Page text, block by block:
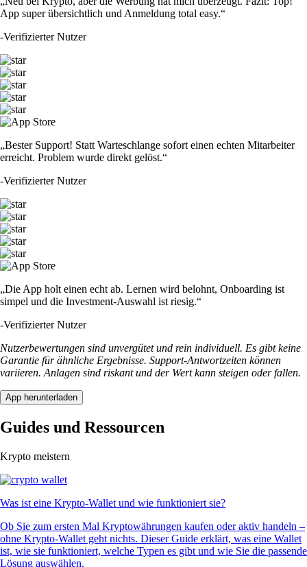
App super übersichtlich und Anmeldung total easy.“
-Verifizierter Nutzer
„Bester Support! Statt Warteschlange sofort einen echten Mitarbeiter
erreicht. Problem wurde direkt gelöst.“
-Verifizierter Nutzer
„Die App holt einen echt ab. Lernen wird belohnt, Onboarding ist
simpel und die Investment-Auswahl ist riesig.“
-Verifizierter Nutzer
Nutzerbewertungen sind unvergütet und rein individuell. Es gibt keine
Garantie für ähnliche Ergebnisse. Support-Antwortzeiten können
variieren. Anlagen sind riskant und der Wert kann steigen oder fallen.
App herunterladen
Guides und Ressourcen
Krypto meistern
Was ist eine Krypto-Wallet und wie funktioniert sie?
Ob Sie zum ersten Mal Kryptowährungen kaufen oder aktiv handeln –
ohne Krypto-Wallet geht nichts. Dieser Guide erklärt, was eine Wallet
ist, wie sie funktioniert, welche Typen es gibt und wie Sie die passende
Lösung auswählen.